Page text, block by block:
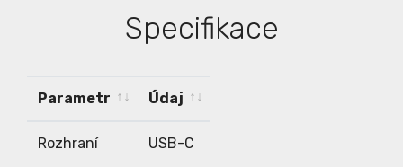
Specifikace
Parametr
Údaj
Rozhraní USB-C